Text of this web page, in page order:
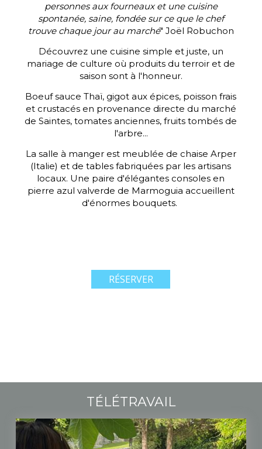
personnes aux fourneaux et une cuisine
spontanée, saine, fondée sur ce que le chef
trouve chaque jour au marché" Joël Robuchon
Découvrez une cuisine simple et juste, un
mariage de culture où produits du terroir et de
saison sont à l'honneur.
Boeuf sauce Thaï, gigot aux épices, poisson frais
et crustacés en provenance directe du marché
de Saintes, tomates anciennes, fruits tombés de
l'arbre...
La salle à manger est meublée de chaise Arper
(Italie) et de tables fabriquées par les artisans
locaux. Une paire d'élégantes consoles en
pierre azul valverde de Marmoguia accueillent
d'énormes bouquets.
RÉSERVER
TÉLÉTRAVAIL